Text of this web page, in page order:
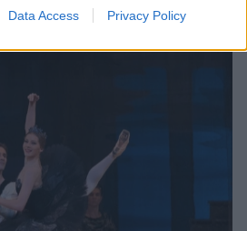
Data Access Privacy Policy